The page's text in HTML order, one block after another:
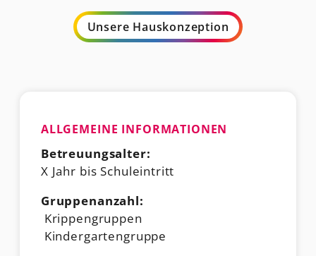
Unsere Hauskonzeption
ALLGEMEINE INFORMATIONEN
Betreuungsalter:
X Jahr bis Schuleintritt
Gruppenanzahl:
Krippengruppen
Kindergartengruppe